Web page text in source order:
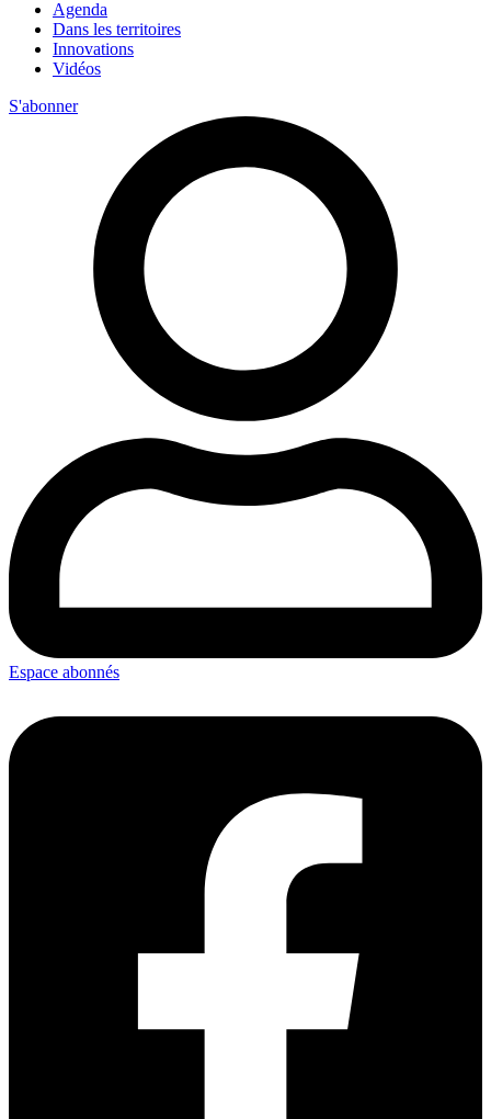
Agenda
Dans les territoires
Innovations
Vidéos
S'abonner
Espace abonnés